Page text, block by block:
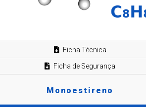
Ficha Técnica
Ficha de Segurança
Monoestireno